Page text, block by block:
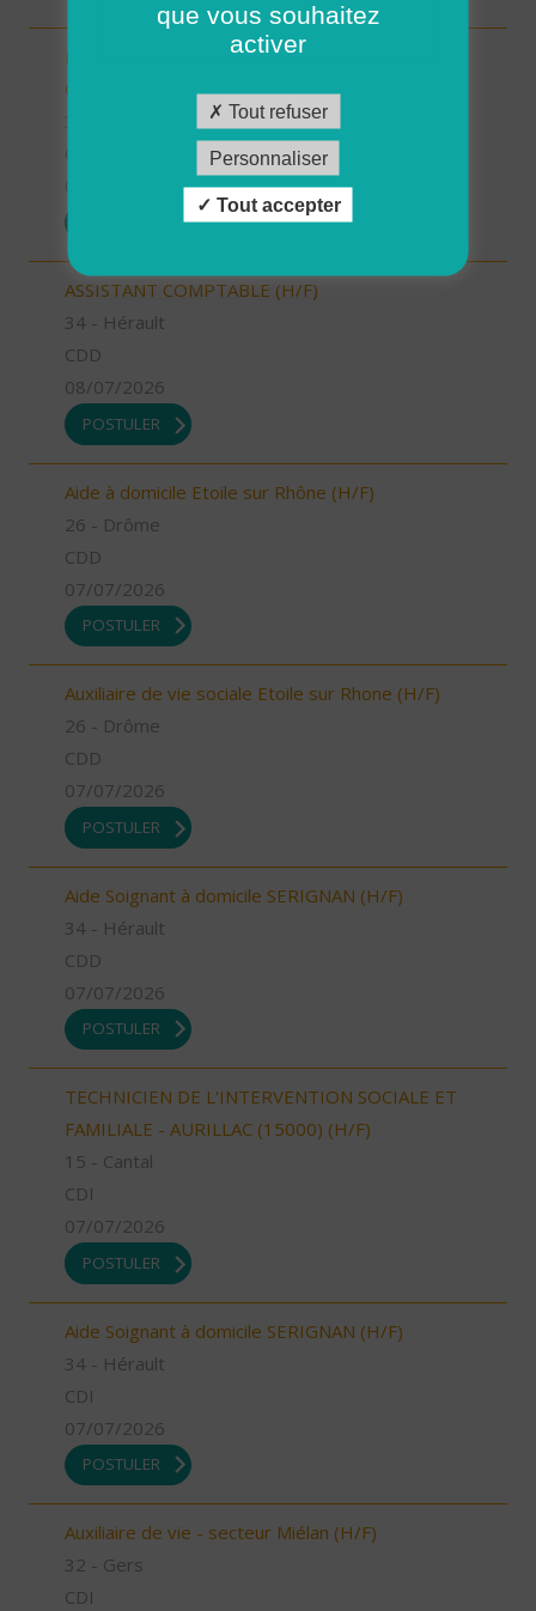
INTERVENANT.E A DOMICILE (CDI) - PLELAN LE
GRAND (H/F)
ASSISTANT COMPTABLE (H/F)
34 - Hérault
CDD
08/07/2026
POSTULER
Aide à domicile Etoile sur Rhône (H/F)
26 - Drôme
CDD
07/07/2026
POSTULER
Auxiliaire de vie sociale Etoile sur Rhone (H/F)
26 - Drôme
CDD
07/07/2026
POSTULER
Aide Soignant à domicile SERIGNAN (H/F)
34 - Hérault
CDD
07/07/2026
POSTULER
TECHNICIEN DE L'INTERVENTION SOCIALE ET
FAMILIALE - AURILLAC (15000) (H/F)
15 - Cantal
CDI
07/07/2026
POSTULER
Aide Soignant à domicile SERIGNAN (H/F)
34 - Hérault
CDI
07/07/2026
POSTULER
Auxiliaire de vie - secteur Miélan (H/F)
32 - Gers
CDI
que vous souhaitez
activer
Tout refuser
Personnaliser
Tout accepter